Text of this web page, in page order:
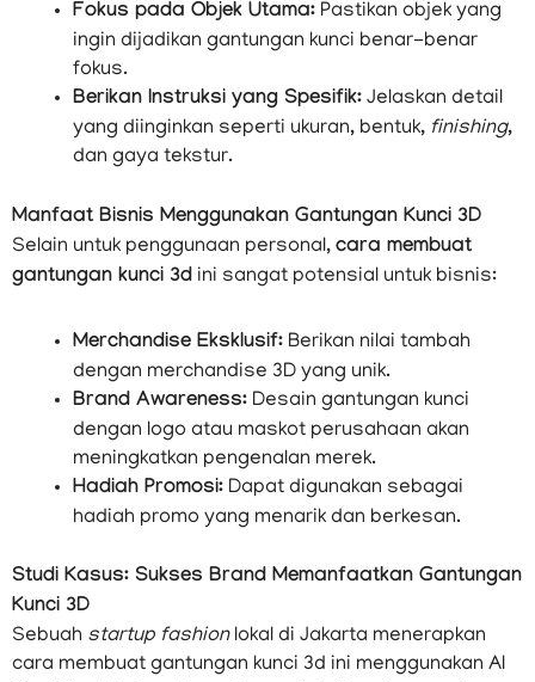
Fokus pada Objek Utama: Pastikan objek yang
ingin dijadikan gantungan kunci benar-benar
fokus.
Berikan Instruksi yang Spesifik: Jelaskan detail
yang diinginkan seperti ukuran, bentuk, finishing,
dan gaya tekstur.
Manfaat Bisnis Menggunakan Gantungan Kunci 3D
Selain untuk penggunaan personal, cara membuat
gantungan kunci 3d ini sangat potensial untuk bisnis:
Merchandise Eksklusif: Berikan nilai tambah
dengan merchandise 3D yang unik.
Brand Awareness: Desain gantungan kunci
dengan logo atau maskot perusahaan akan
meningkatkan pengenalan merek.
Hadiah Promosi: Dapat digunakan sebagai
hadiah promo yang menarik dan berkesan.
Studi Kasus: Sukses Brand Memanfaatkan Gantungan
Kunci 3D
Sebuah startup fashionlokal di Jakarta menerapkan
cara membuat gantungan kunci 3d ini menggunakan AI